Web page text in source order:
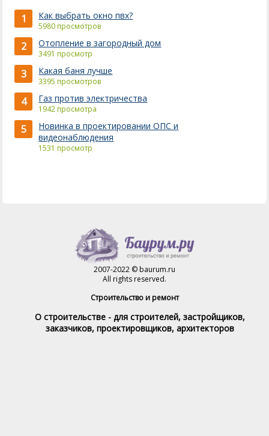
1 Как выбрать окно пвх?
5980 просмотров
2 Отопление в загородный дом
3491 просмотр
3 Какая баня лучше
3395 просмотров
4 Газ против электричества
1942 просмотра
5
Новинка в проектировании ОПС и
видеонаблюдения
1531 просмотр
2007-2022 © baurum.ru
All rights reserved.
Строительство и ремонт
О строительстве - для строителей, застройщиков,
заказчиков, проектировщиков, архитекторов